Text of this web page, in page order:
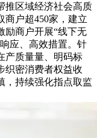
推区域经济社会高质
商户超450家，建立
励商户开展“线下无
应、高效措置。针
产质量量、明码标
织密消费者权益收
，持续强化指点取监